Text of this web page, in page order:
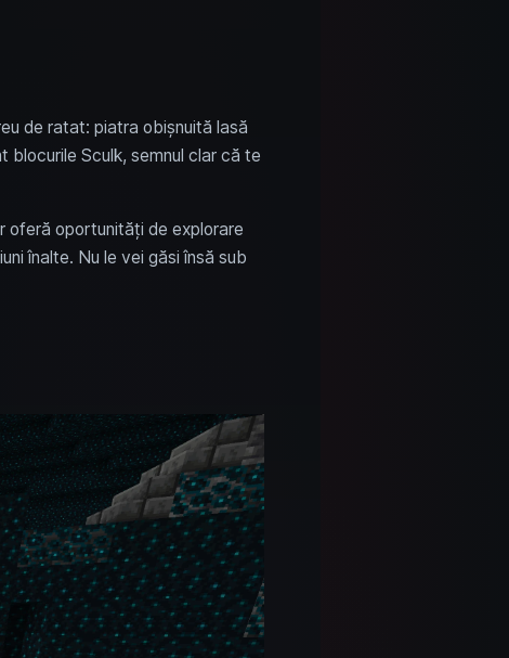
de ratat: piatra obișnuită lasă
blocurile Sculk, semnul clar că te
oferă oportunități de explorare
înalte. Nu le vei găsi însă sub